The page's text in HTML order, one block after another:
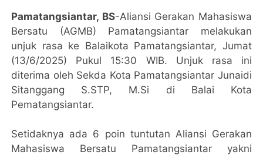
Pamatangsiantar, BS-Aliansi Gerakan Mahasiswa
Bersatu (AGMB) Pamatangsiantar melakukan
unjuk rasa ke Balaikota Pamatangsiantar, Jumat
(13/6/2025) Pukul 15:30 WIB. Unjuk rasa ini
diterima oleh Sekda Kota Pamatangsiantar Junaidi
Sitanggang S.STP, M.Si di Balai Kota
Pematangsiantar.
Setidaknya ada 6 poin tuntutan Aliansi Gerakan
Mahasiswa Bersatu Pamatangsiantar yakni